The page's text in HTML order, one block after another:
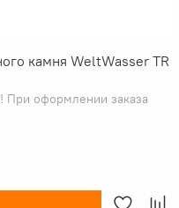
камня WeltWasser TR
При оформлении заказа